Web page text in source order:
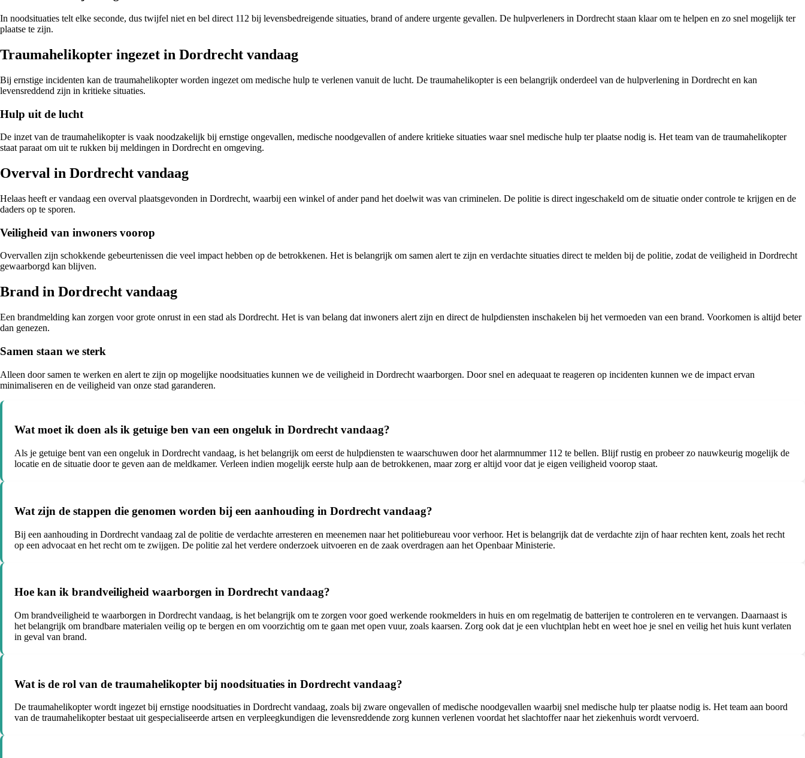
In noodsituaties telt elke seconde, dus twijfel niet en bel direct 112 bij levensbedreigende situaties, brand of andere urgente gevallen. De hulpverleners in Dordrecht staan klaar om te helpen en zo snel mogelijk ter
plaatse te zijn.
Traumahelikopter ingezet in Dordrecht vandaag
Bij ernstige incidenten kan de traumahelikopter worden ingezet om medische hulp te verlenen vanuit de lucht. De traumahelikopter is een belangrijk onderdeel van de hulpverlening in Dordrecht en kan
levensreddend zijn in kritieke situaties.
Hulp uit de lucht
De inzet van de traumahelikopter is vaak noodzakelijk bij ernstige ongevallen, medische noodgevallen of andere kritieke situaties waar snel medische hulp ter plaatse nodig is. Het team van de traumahelikopter
staat paraat om uit te rukken bij meldingen in Dordrecht en omgeving.
Overval in Dordrecht vandaag
Helaas heeft er vandaag een overval plaatsgevonden in Dordrecht, waarbij een winkel of ander pand het doelwit was van criminelen. De politie is direct ingeschakeld om de situatie onder controle te krijgen en de
daders op te sporen.
Veiligheid van inwoners voorop
Overvallen zijn schokkende gebeurtenissen die veel impact hebben op de betrokkenen. Het is belangrijk om samen alert te zijn en verdachte situaties direct te melden bij de politie, zodat de veiligheid in Dordrecht
gewaarborgd kan blijven.
Brand in Dordrecht vandaag
Een brandmelding kan zorgen voor grote onrust in een stad als Dordrecht. Het is van belang dat inwoners alert zijn en direct de hulpdiensten inschakelen bij het vermoeden van een brand. Voorkomen is altijd beter
dan genezen.
Samen staan we sterk
Alleen door samen te werken en alert te zijn op mogelijke noodsituaties kunnen we de veiligheid in Dordrecht waarborgen. Door snel en adequaat te reageren op incidenten kunnen we de impact ervan
minimaliseren en de veiligheid van onze stad garanderen.
Wat moet ik doen als ik getuige ben van een ongeluk in Dordrecht vandaag?
Als je getuige bent van een ongeluk in Dordrecht vandaag, is het belangrijk om eerst de hulpdiensten te waarschuwen door het alarmnummer 112 te bellen. Blijf rustig en probeer zo nauwkeurig mogelijk de
locatie en de situatie door te geven aan de meldkamer. Verleen indien mogelijk eerste hulp aan de betrokkenen, maar zorg er altijd voor dat je eigen veiligheid voorop staat.
Wat zijn de stappen die genomen worden bij een aanhouding in Dordrecht vandaag?
Bij een aanhouding in Dordrecht vandaag zal de politie de verdachte arresteren en meenemen naar het politiebureau voor verhoor. Het is belangrijk dat de verdachte zijn of haar rechten kent, zoals het recht
op een advocaat en het recht om te zwijgen. De politie zal het verdere onderzoek uitvoeren en de zaak overdragen aan het Openbaar Ministerie.
Hoe kan ik brandveiligheid waarborgen in Dordrecht vandaag?
Om brandveiligheid te waarborgen in Dordrecht vandaag, is het belangrijk om te zorgen voor goed werkende rookmelders in huis en om regelmatig de batterijen te controleren en te vervangen. Daarnaast is
het belangrijk om brandbare materialen veilig op te bergen en om voorzichtig om te gaan met open vuur, zoals kaarsen. Zorg ook dat je een vluchtplan hebt en weet hoe je snel en veilig het huis kunt verlaten
in geval van brand.
Wat is de rol van de traumahelikopter bij noodsituaties in Dordrecht vandaag?
De traumahelikopter wordt ingezet bij ernstige noodsituaties in Dordrecht vandaag, zoals bij zware ongevallen of medische noodgevallen waarbij snel medische hulp ter plaatse nodig is. Het team aan boord
van de traumahelikopter bestaat uit gespecialiseerde artsen en verpleegkundigen die levensreddende zorg kunnen verlenen voordat het slachtoffer naar het ziekenhuis wordt vervoerd.